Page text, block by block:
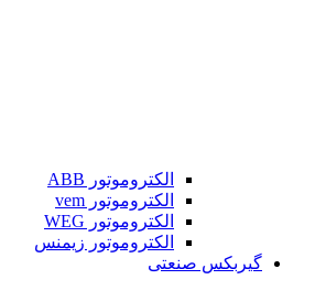
الکتروموتور ABB
الکتروموتور vem
الکتروموتور WEG
الکتروموتور زیمنس
گیربکس صنعتی